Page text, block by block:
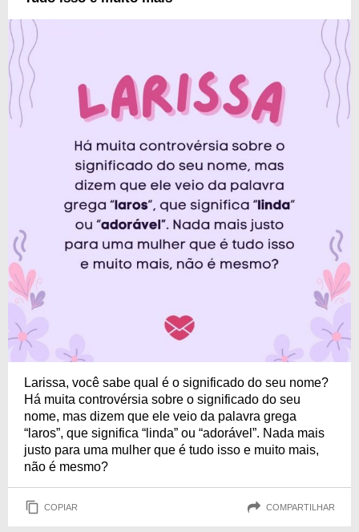
Larissa, você sabe qual é o significado do seu nome?
Há muita controvérsia sobre o significado do seu
nome, mas dizem que ele veio da palavra grega
“laros”, que significa “linda” ou “adorável”. Nada mais
justo para uma mulher que é tudo isso e muito mais,
não é mesmo?
COPIAR COMPARTILHAR